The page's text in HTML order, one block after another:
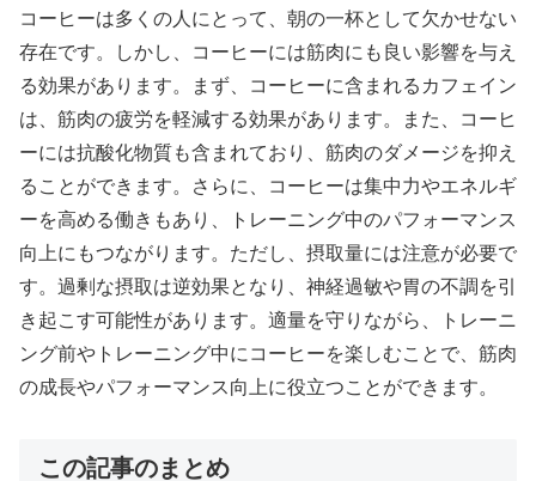
コーヒーは多くの人にとって、朝の一杯として欠かせない
存在です。しかし、コーヒーには筋肉にも良い影響を与え
る効果があります。まず、コーヒーに含まれるカフェイン
は、筋肉の疲労を軽減する効果があります。また、コーヒ
ーには抗酸化物質も含まれており、筋肉のダメージを抑え
ることができます。さらに、コーヒーは集中力やエネルギ
ーを高める働きもあり、トレーニング中のパフォーマンス
向上にもつながります。ただし、摂取量には注意が必要で
す。過剰な摂取は逆効果となり、神経過敏や胃の不調を引
き起こす可能性があります。適量を守りながら、トレーニ
ング前やトレーニング中にコーヒーを楽しむことで、筋肉
の成長やパフォーマンス向上に役立つことができます。
この記事のまとめ